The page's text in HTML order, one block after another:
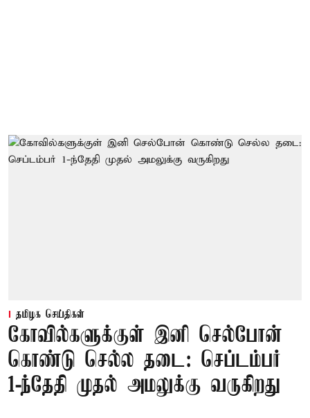
தமிழக செய்திகள்
கோவில்களுக்குள் இனி செல்போன்
கொண்டு செல்ல தடை: செப்டம்பர்
1-ந்தேதி முதல் அமலுக்கு வருகிறது